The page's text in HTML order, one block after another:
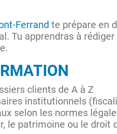
te prépare en
Tu apprendras à
clients de A à Z
institutionnels
selon les normes
le patrimoine ou le droit